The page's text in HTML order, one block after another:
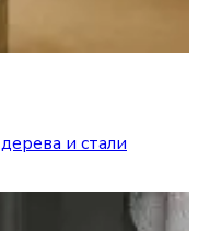
и стали